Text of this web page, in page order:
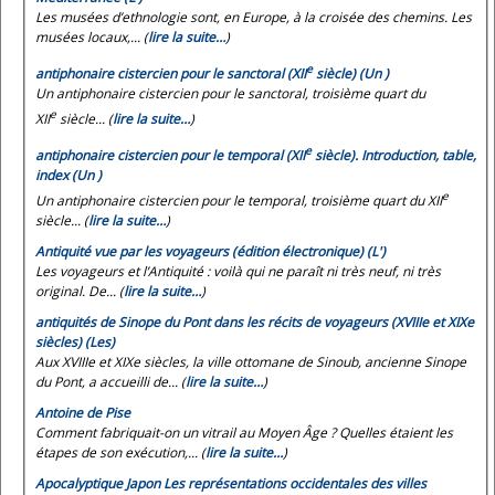
Les musées d’ethnologie sont, en Europe, à la croisée des chemins. Les
musées locaux,... (lire la suite…)
antiphonaire cistercien pour le sanctoral (XIIesiècle) (Un )
Un antiphonaire cistercien pour le sanctoral, troisième quart du
XIIe siècle... (lire la suite…)
antiphonaire cistercien pour le temporal (XIIesiècle). Introduction, table,
index (Un )
Un antiphonaire cistercien pour le temporal, troisième quart du XIIe
siècle... (lire la suite…)
Antiquité vue par les voyageurs (édition électronique) (L')
Les voyageurs et l’Antiquité : voilà qui ne paraît ni très neuf, ni très
original. De... (lire la suite…)
antiquités de Sinope du Pont dans les récits de voyageurs (XVIIIe et XIXe
siècles) (Les)
Aux XVIIIe et XIXe siècles, la ville ottomane de Sinoub, ancienne Sinope
du Pont, a accueilli de... (lire la suite…)
Antoine de Pise
Comment fabriquait-on un vitrail au Moyen Âge ? Quelles étaient les
étapes de son exécution,... (lire la suite…)
Apocalyptique Japon Les représentations occidentales des villes